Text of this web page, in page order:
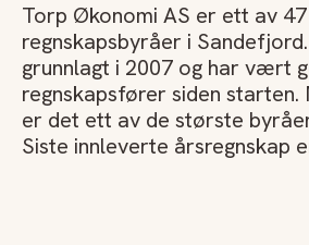
Torp Økonomi AS er ett av
regnskapsbyråer i
grunnlagt i 2007 og har vært
regnskapsfører siden starten.
er det ett av de største
Siste innleverte årsregnskap